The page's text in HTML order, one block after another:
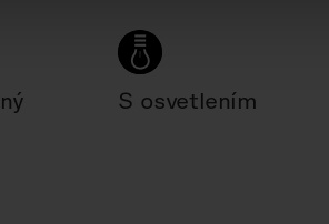
S osvetlením